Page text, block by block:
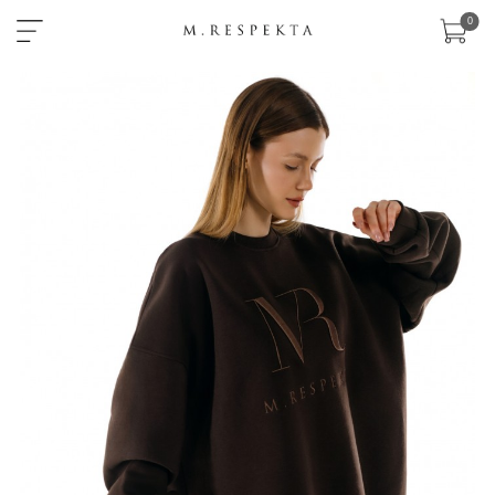
×
akcesoria
zobacz
wszystko
0